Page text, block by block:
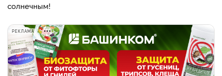
солнечным!
РЕКЛАМА